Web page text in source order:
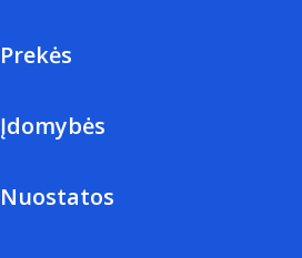
Prekės
Įdomybės
Nuostatos